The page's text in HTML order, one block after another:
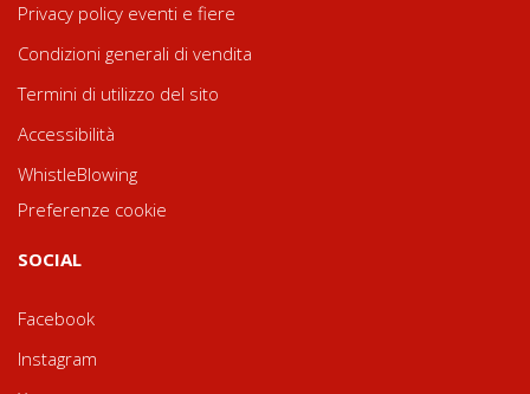
Privacy policy eventi e fiere
Condizioni generali di vendita
Termini di utilizzo del sito
Accessibilità
WhistleBlowing
Preferenze cookie
SOCIAL
Facebook
Instagram